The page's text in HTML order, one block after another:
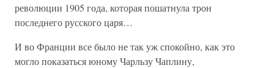
революции 1905 года, которая пошатнула трон
последнего русского царя…
И во Франции все было не так уж спокойно, как это
могло показаться юному Чарльзу Чаплину,